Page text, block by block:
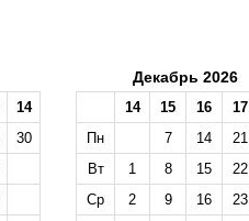
14
30
Декабрь 2026
14 15 16 17
Пн
7 14 21
Вт
1 8 15 22
Ср
2 9 16 23